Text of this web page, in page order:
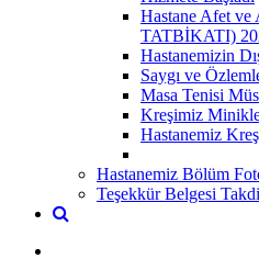
Hastane Afet
TATBİKATI)
Hastanemizin
Saygı ve
Masa Tenisi
Kreşimiz
Hastanemiz
Hastanemiz Bölüm
Teşekkür Belgesi